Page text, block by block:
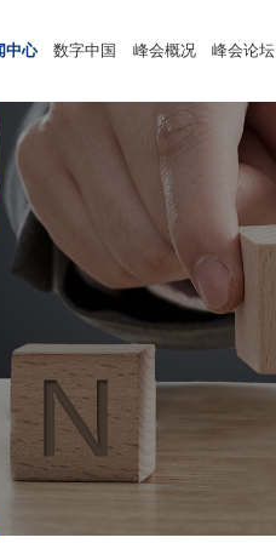
中心 数字中国 峰会概况 峰会论坛